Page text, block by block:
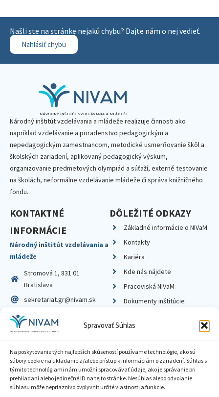
Spravovať Súhlas
Na poskytovanie tých najlepších skúseností používame technológie, ako sú
súbory cookie na ukladanie a/alebo prístup k informáciám o zariadení. Súhlas s
týmito technológiami nám umožní spracovávať údaje, ako je správanie pri
prehliadaní alebo jedinečné ID na tejto stránke. Nesúhlas alebo odvolanie
súhlasu môže nepriaznivo ovplyvniť určité vlastnosti a funkcie.
Našli ste na stránke nejakú chybu? Dajte nám o nej vedieť.
Nahlásiť chybu
Národný inštitút vzdelávania a mládeže realizuje činnosti ako
napríklad vzdelávanie a poradenstvo pedagogickým a
nepedagogickým zamestnancom, metodické usmerňovanie škôl a
školských zariadení, aplikovaný pedagogický výskum,
organizovanie predmetových olympiád a súťaží, externé testovanie
na školách, neformálne vzdelávanie mládeže či správa knižničného
fondu.
KONTAKTNÉ
INFORMÁCIE
Národný inštitút vzdelávania a
mládeže
Stromová 1, 831 01
Bratislava
sekretariat.gr@nivam.sk
IČO: 00164348
DIČ: 2020798714
DÔLEŽITÉ ODKAZY
Základné informácie o NIVaM
Kontakty
Kariéra
Kde nás nájdete
Pracoviská NIVaM
Dokumenty inštitúcie
Zásady ochrany súkromia